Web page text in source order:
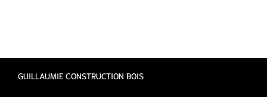
GUILLAUMIE CONSTRUCTION BOIS